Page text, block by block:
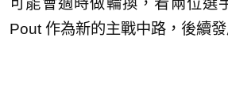
可能會適時做輪換，看兩位選
Pout 作為新的主戰中路，後續發